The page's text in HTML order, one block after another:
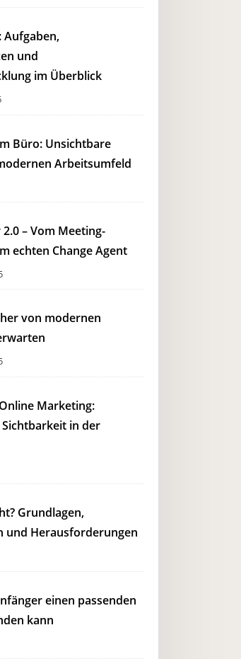
Aufgaben,
und
im Überblick
Büro: Unsichtbare
Arbeitsumfeld
– Vom Meeting-
echten Change Agent
von modernen
Marketing:
in der
Grundlagen,
und Herausforderungen
einen passenden
kann